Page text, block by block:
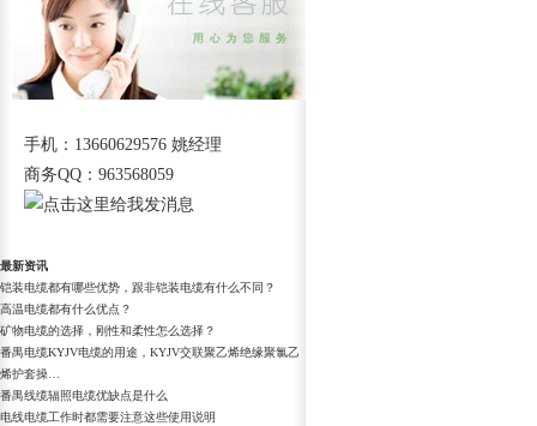
手机：13660629576 姚经理
商务QQ：963568059
最新资讯
铠装电缆都有哪些优势，跟非铠装电缆有什么不同？
高温电缆都有什么优点？
矿物电缆的选择，刚性和柔性怎么选择？
番禺电缆KYJV电缆的用途，KYJV交联聚乙烯绝缘聚氯乙
烯护套操…
番禺线缆辐照电缆优缺点是什么
电线电缆工作时都需要注意这些使用说明